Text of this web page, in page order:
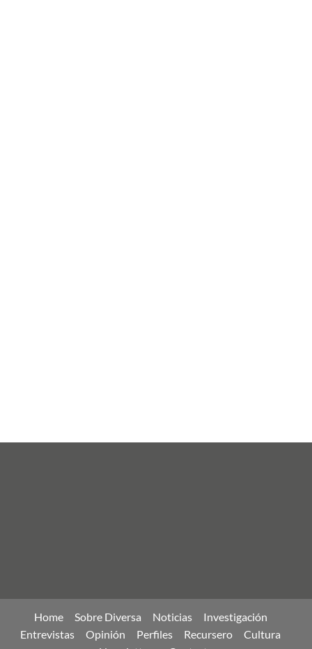
Home Sobre Diversa Noticias
Investigación
Entrevistas
Opinión Perfiles Recursero
Cultura